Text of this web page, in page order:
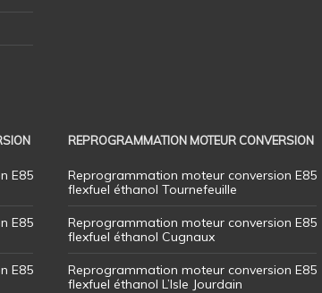
E85
E85
E85
REPROGRAMMATION MOTEUR CONVERSION
Reprogrammation moteur conversion E85
flexfuel éthanol Tournefeuille
Reprogrammation moteur conversion E85
flexfuel éthanol Cugnaux
Reprogrammation moteur conversion E85
flexfuel éthanol L’Isle Jourdain